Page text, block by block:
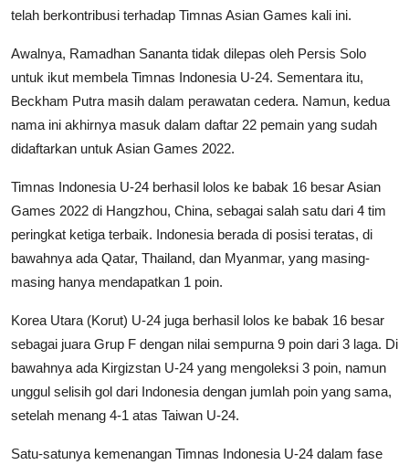
telah berkontribusi terhadap Timnas Asian Games kali ini.
Awalnya, Ramadhan Sananta tidak dilepas oleh Persis Solo
untuk ikut membela Timnas Indonesia U-24. Sementara itu,
Beckham Putra masih dalam perawatan cedera. Namun, kedua
nama ini akhirnya masuk dalam daftar 22 pemain yang sudah
didaftarkan untuk Asian Games 2022.
Timnas Indonesia U-24 berhasil lolos ke babak 16 besar Asian
Games 2022 di Hangzhou, China, sebagai salah satu dari 4 tim
peringkat ketiga terbaik. Indonesia berada di posisi teratas, di
bawahnya ada Qatar, Thailand, dan Myanmar, yang masing-
masing hanya mendapatkan 1 poin.
Korea Utara (Korut) U-24 juga berhasil lolos ke babak 16 besar
sebagai juara Grup F dengan nilai sempurna 9 poin dari 3 laga. Di
bawahnya ada Kirgizstan U-24 yang mengoleksi 3 poin, namun
unggul selisih gol dari Indonesia dengan jumlah poin yang sama,
setelah menang 4-1 atas Taiwan U-24.
Satu-satunya kemenangan Timnas Indonesia U-24 dalam fase